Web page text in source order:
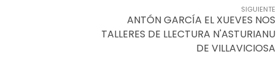
SIGUIENTE
ANTÓN GARCÍA EL XUEVES NOS
TALLERES DE LLECTURA N'ASTURIANU
DE VILLAVICIOSA